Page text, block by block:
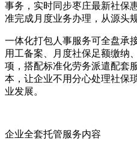
事务，实时同步枣庄最新社保
准完成月度业务办理，从源头
一体化打包人事服务可全盘承
用工备案、月度社保足额缴纳
项，搭配标准化劳务派遣配套
本，让企业不用分心处理社保
业发展。
企业全套托管服务内容